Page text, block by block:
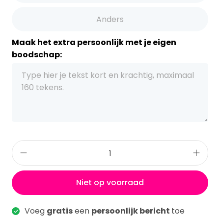
Maak het extra persoonlijk met je eigen
boodschap:
Niet op voorraad
Voeg gratiseen persoonlijk bericht toe